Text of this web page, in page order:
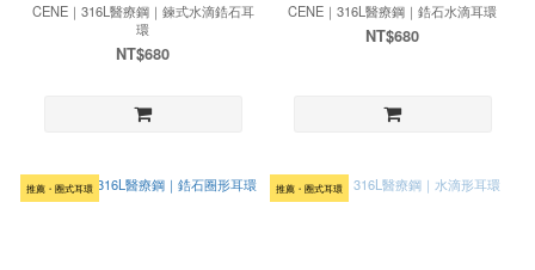
CENE｜316L醫療鋼｜鍊式水滴鋯石耳
環
NT$680
CENE｜316L醫療鋼｜鋯石水滴耳環
NT$680
推薦・圈式耳環 推薦・圈式耳環